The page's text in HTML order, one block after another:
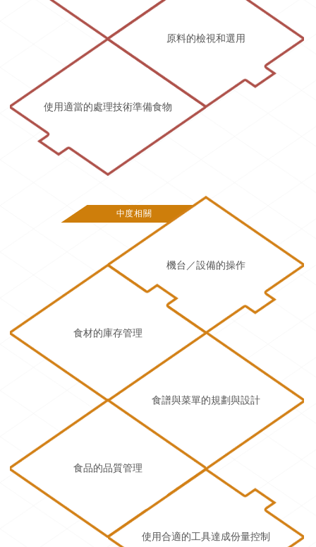
原料的檢視和選用
使用適當的處理技術準備食物
中度相關
機台／設備的操作
食材的庫存管理
食譜與菜單的規劃與設計
食品的品質管理
使用合適的工具達成份量控制